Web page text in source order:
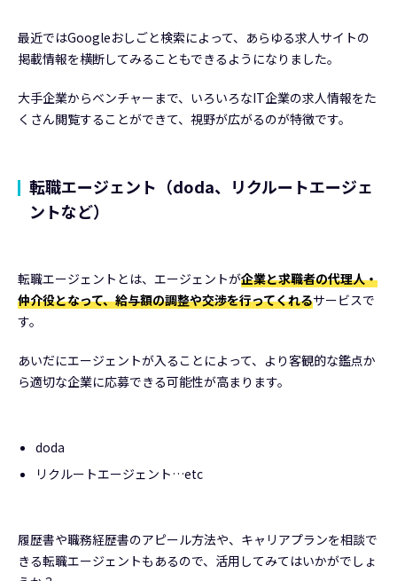
最近ではGoogleおしごと検索によって、あらゆる求人サイトの
掲載情報を横断してみることもできるようになりました。
大手企業からベンチャーまで、いろいろなIT企業の求人情報をた
くさん閲覧することができて、視野が広がるのが特徴です。
転職エージェント（doda、リクルートエージェ
ントなど）
転職エージェントとは、エージェントが企業と求職者の代理人・
仲介役となって、給与額の調整や交渉を行ってくれるサービスで
す。
あいだにエージェントが入ることによって、より客観的な鑑点か
ら適切な企業に応募できる可能性が高まります。
doda
リクルートエージェント…etc
履歴書や職務経歴書のアピール方法や、キャリアプランを相談で
きる転職エージェントもあるので、活用してみてはいかがでしょ